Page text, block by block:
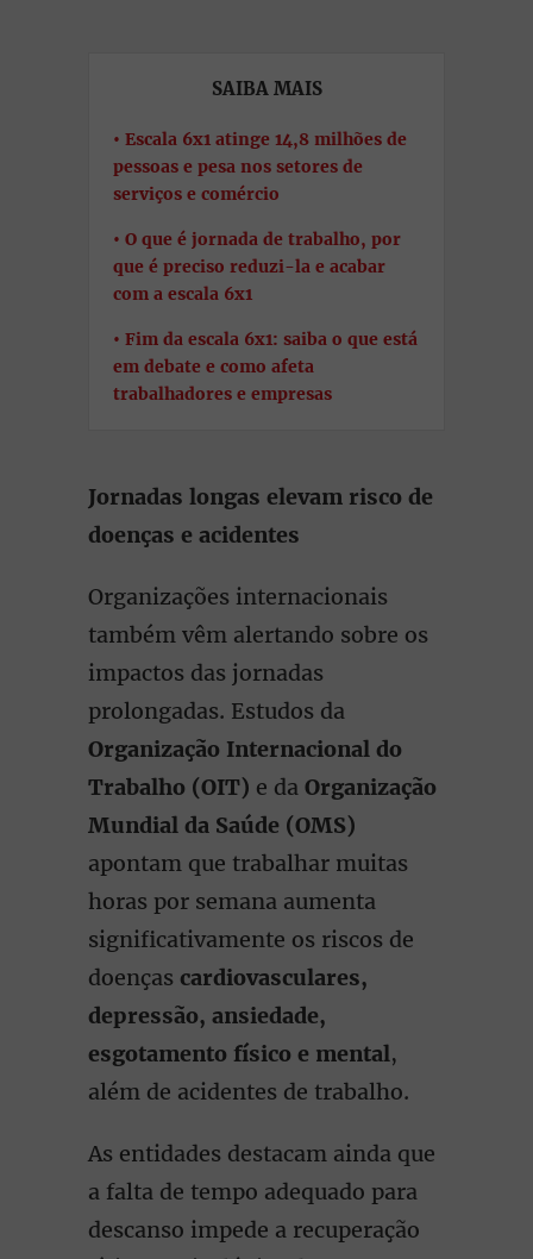
SAIBA MAIS
Escala 6x1 atinge 14,8 milhões de
pessoas e pesa nos setores de
serviços e comércio
O que é jornada de trabalho, por
que é preciso reduzi-la e acabar
com a escala 6x1
Fim da escala 6x1: saiba o que está
em debate e como afeta
trabalhadores e empresas
Jornadas longas elevam risco de
doenças e acidentes
Organizações internacionais
também vêm alertando sobre os
impactos das jornadas
prolongadas. Estudos da
Organização Internacional do
Trabalho (OIT) e da Organização
Mundial da Saúde (OMS)
apontam que trabalhar muitas
horas por semana aumenta
significativamente os riscos de
doenças cardiovasculares,
depressão, ansiedade,
esgotamento físico e mental,
além de acidentes de trabalho.
As entidades destacam ainda que
a falta de tempo adequado para
descanso impede a recuperação